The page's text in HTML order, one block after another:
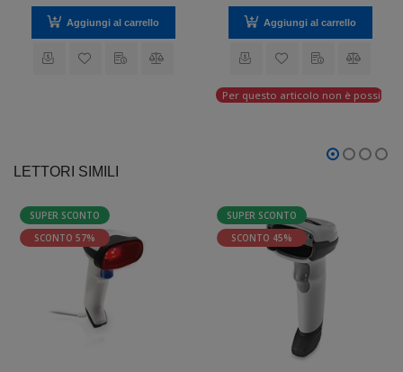
Aggiungi al carrello Aggiungi al carrello
Per questo articolo non è
LETTORI SIMILI
SUPER SCONTO
SCONTO 57%
SUPER SCONTO
SCONTO 45%